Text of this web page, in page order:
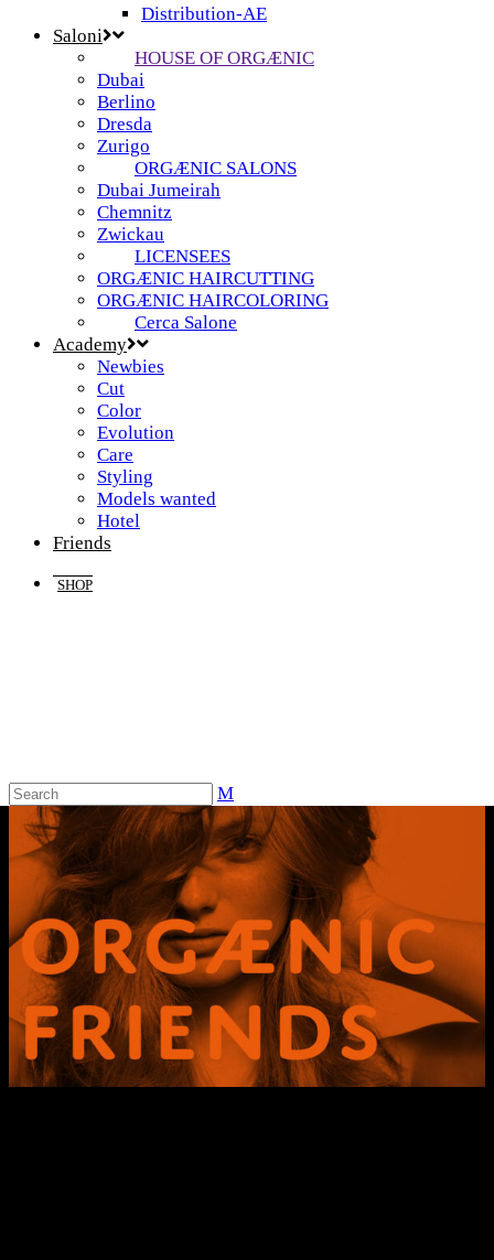
Distribution-AE
Saloni
HOUSE OF ORGÆNIC
Dubai
Berlino
Dresda
Zurigo
ORGÆNIC SALONS
Dubai Jumeirah
Chemnitz
Zwickau
LICENSEES
ORGÆNIC HAIRCUTTING
ORGÆNIC HAIRCOLORING
Cerca Salone
Academy
Newbies
Cut
Color
Evolution
Care
Styling
Models wanted
Hotel
Friends
SHOP